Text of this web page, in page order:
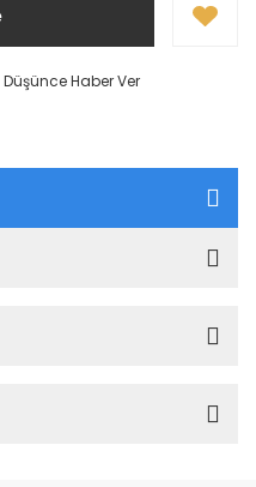
Düşünce Haber Ver